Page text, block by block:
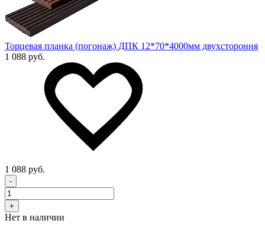
Торцевая планка (погонаж) ДПК 12*70*4000мм двухстороння
1 088 руб.
1 088 руб.
-
+
Нет в наличии